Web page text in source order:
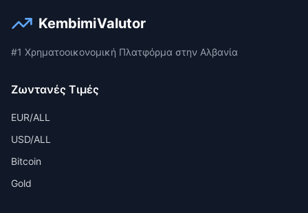
KembimiValutor
#1 Χρηματοοικονομική Πλατφόρμα στην Αλβανία
Ζωντανές Τιμές
EUR/ALL
USD/ALL
Bitcoin
Gold